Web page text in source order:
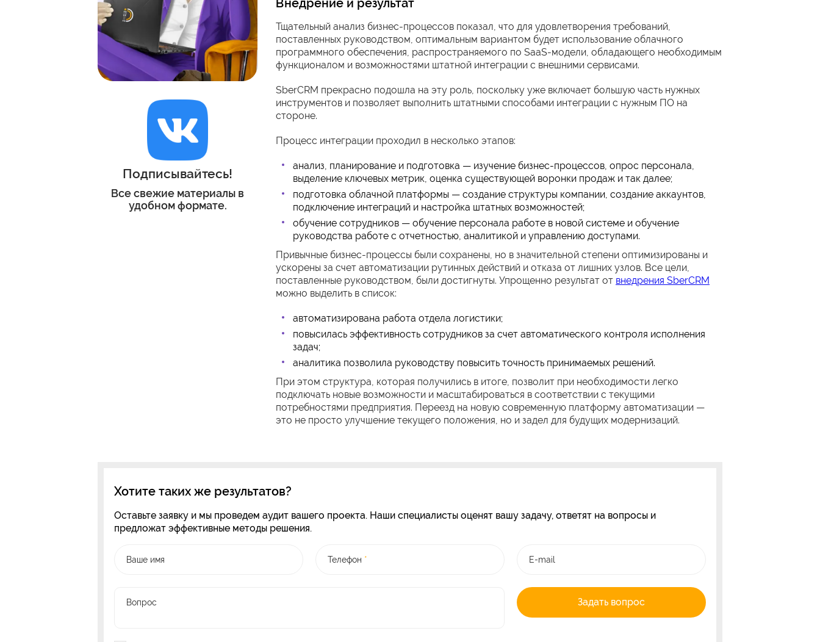
Подписывайтесь!
Все свежие материалы в
удобном формате.
Внедрение и результат
Тщательный анализ бизнес-процессов показал, что для удовлетворения требований,
поставленных руководством, оптимальным вариантом будет использование облачного
программного обеспечения, распространяемого по SaaS-модели, обладающего необходимым
функционалом и возможностями штатной интеграции с внешними сервисами.
SberCRM прекрасно подошла на эту роль, поскольку уже включает большую часть нужных
инструментов и позволяет выполнить штатными способами интеграции с нужным ПО на
стороне.
Процесс интеграции проходил в несколько этапов:
анализ, планирование и подготовка — изучение бизнес-процессов, опрос персонала,
выделение ключевых метрик, оценка существующей воронки продаж и так далее;
подготовка облачной платформы — создание структуры компании, создание аккаунтов,
подключение интеграций и настройка штатных возможностей;
обучение сотрудников — обучение персонала работе в новой системе и обучение
руководства работе с отчетностью, аналитикой и управлению доступами.
Привычные бизнес-процессы были сохранены, но в значительной степени оптимизированы и
ускорены за счет автоматизации рутинных действий и отказа от лишних узлов. Все цели,
поставленные руководством, были достигнуты. Упрощенно результат от внедрения SberCRM
можно выделить в список:
автоматизирована работа отдела логистики;
повысилась эффективность сотрудников за счет автоматического контроля исполнения
задач;
аналитика позволила руководству повысить точность принимаемых решений.
При этом структура, которая получились в итоге, позволит при необходимости легко
подключать новые возможности и масштабироваться в соответствии с текущими
потребностями предприятия. Переезд на новую современную платформу автоматизации —
это не просто улучшение текущего положения, но и задел для будущих модернизаций.
Хотите таких же результатов?
Оставьте заявку и мы проведем аудит вашего проекта. Наши специалисты оценят вашу задачу, ответят на вопросы и
предложат эффективные методы решения.
Ваше имя Телефон * E-mail
Вопрос Задать вопрос